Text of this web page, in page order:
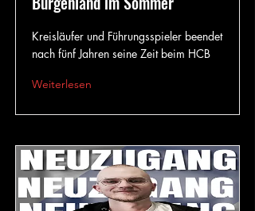
Kreisläufer und Führungsspieler beendet
nach fünf Jahren seine Zeit beim HCB
Weiterlesen